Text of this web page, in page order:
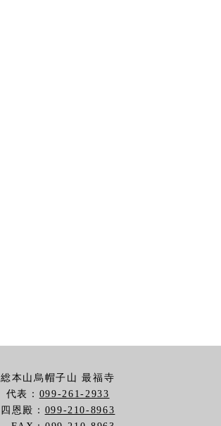
総本山烏帽子山 最福寺
代表： 099-261-2933
四恩殿： 099-210-8963